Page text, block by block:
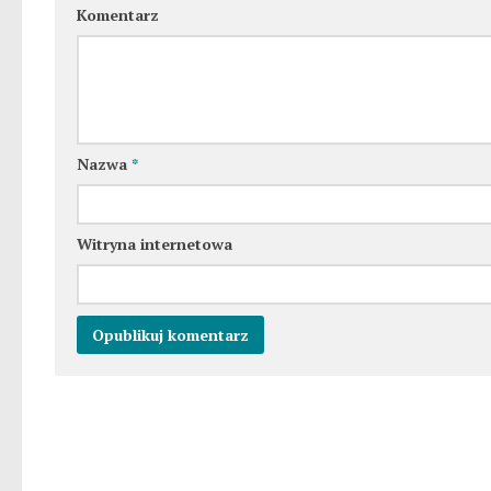
Komentarz
Nazwa *
Witryna internetowa